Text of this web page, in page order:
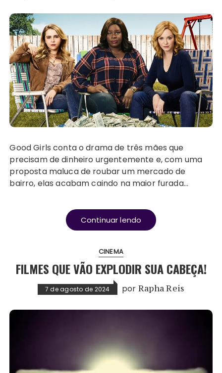
Good Girls conta o drama de três mães que
precisam de dinheiro urgentemente e, com uma
proposta maluca de roubar um mercado de
bairro, elas acabam caindo na maior furada…
Continuar lendo
CINEMA
FILMES QUE VÃO EXPLODIR SUA CABEÇA!
7 de agosto de 2024 por Rapha Reis